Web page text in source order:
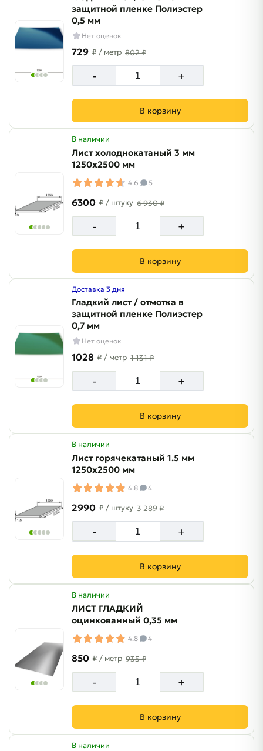
защитной пленке Полиэстер
0,5 мм
Нет оценок
729 ₽ / метр 802 ₽
- +
В корзину
В наличии
Лист холоднокатаный 3 мм
1250х2500 мм
4.6 5
6300 ₽ / штуку 6 930 ₽
- +
В корзину
Доставка 3 дня
Гладкий лист / отмотка в
защитной пленке Полиэстер
0,7 мм
Нет оценок
1028 ₽ / метр 1 131 ₽
- +
В корзину
В наличии
Лист горячекатаный 1.5 мм
1250х2500 мм
4.8 4
2990 ₽ / штуку 3 289 ₽
- +
В корзину
В наличии
ЛИСТ ГЛАДКИЙ
оцинкованный 0,35 мм
4.8 4
850 ₽ / метр 935 ₽
- +
В корзину
В наличии